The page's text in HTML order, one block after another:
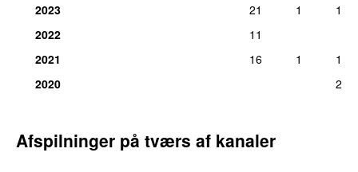
2023
21 1
1
2022
11
2021
16 1
1
2020
2
Afspilninger på tværs af kanaler